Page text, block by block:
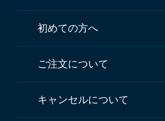
初めての方へ
ご注文について
キャンセルについて